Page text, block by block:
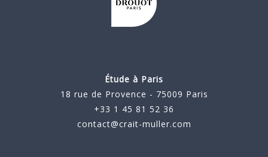
Étude à Paris
18 rue de Provence - 75009 Paris
+33 1 45 81 52 36
contact@crait-muller.com